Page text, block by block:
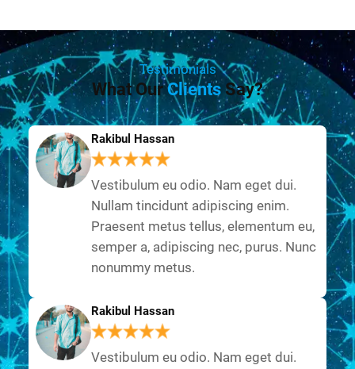
Testimonials
What OurClients Say?
Rakibul Hassan
Vestibulum eu odio. Nam eget dui.
Nullam tincidunt adipiscing enim.
Praesent metus tellus, elementum eu,
semper a, adipiscing nec, purus. Nunc
nonummy metus.
Rakibul Hassan
Vestibulum eu odio. Nam eget dui.